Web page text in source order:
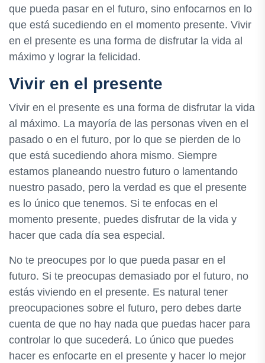
que pueda pasar en el futuro, sino enfocarnos en lo
que está sucediendo en el momento presente. Vivir
en el presente es una forma de disfrutar la vida al
máximo y lograr la felicidad.
Vivir en el presente
Vivir en el presente es una forma de disfrutar la vida
al máximo. La mayoría de las personas viven en el
pasado o en el futuro, por lo que se pierden de lo
que está sucediendo ahora mismo. Siempre
estamos planeando nuestro futuro o lamentando
nuestro pasado, pero la verdad es que el presente
es lo único que tenemos. Si te enfocas en el
momento presente, puedes disfrutar de la vida y
hacer que cada día sea especial.
No te preocupes por lo que pueda pasar en el
futuro. Si te preocupas demasiado por el futuro, no
estás viviendo en el presente. Es natural tener
preocupaciones sobre el futuro, pero debes darte
cuenta de que no hay nada que puedas hacer para
controlar lo que sucederá. Lo único que puedes
hacer es enfocarte en el presente y hacer lo mejor